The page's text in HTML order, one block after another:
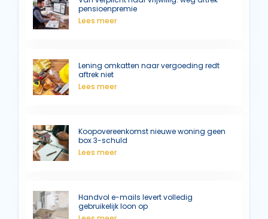
pensioenpremie
Lees meer
Lening omkatten naar vergoeding redt
aftrek niet
Lees meer
Koopovereenkomst nieuwe woning geen
box 3-schuld
Lees meer
Handvol e-mails levert volledig
gebruikelijk loon op